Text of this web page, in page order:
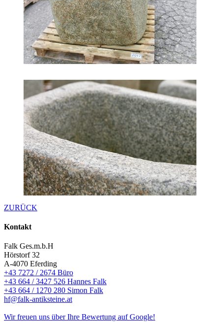
ZURÜCK
Kontakt
Falk Ges.m.b.H
Hörstorf 32
A-4070 Eferding
+43 7272 / 2674 Büro
+43 664 / 3427 526 Hannes Falk
+43 664 / 1270 280 Simon Falk
hf@falk-antiksteine.at
Wir freuen uns über Ihre Bewertung auf Google!